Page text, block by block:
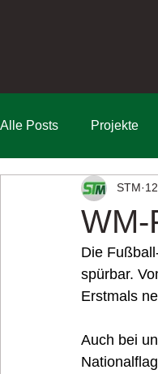
Alle Posts Projekte
WM-
STM
Die
spürbar.
Erstmals
Auch bei